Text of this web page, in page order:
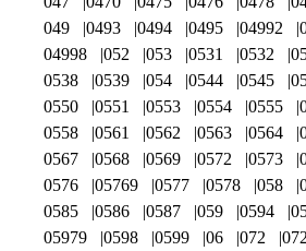
049
0493 0494 0495 04992
04998
052 053 0531 0532
0538
0539 054 0544 0545
0550
0551 0553 0554 0555
0558
0561 0562 0563 0564
0567
0568 0569 0572 0573
0576
05769 0577 0578 058
0585
0586 0587 059 0594
05979
0598 0599 06 072